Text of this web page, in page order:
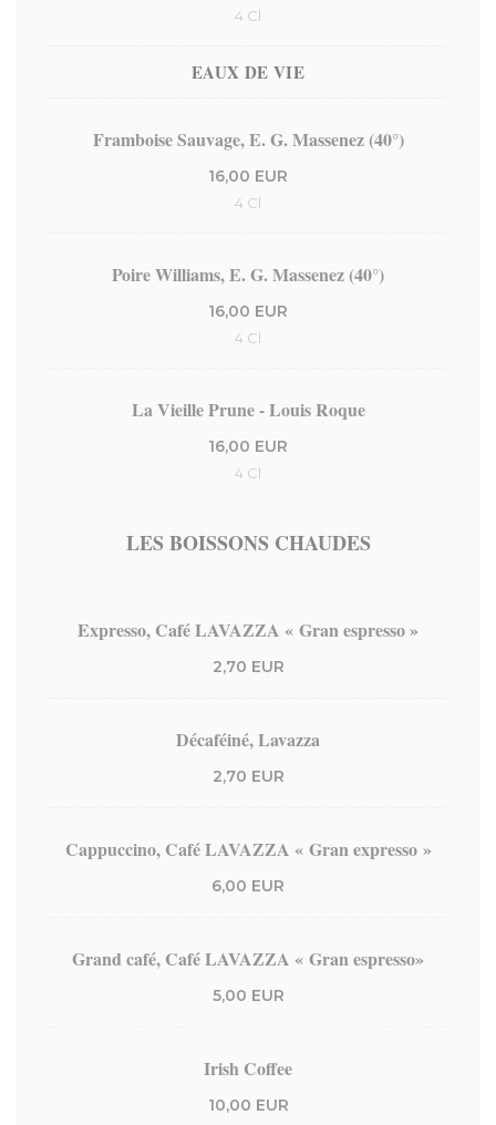
4 Cl
EAUX DE VIE
Framboise Sauvage, E. G. Massenez (40°)
16,00 EUR
4 Cl
Poire Williams, E. G. Massenez (40°)
16,00 EUR
4 Cl
La Vieille Prune - Louis Roque
16,00 EUR
4 Cl
LES BOISSONS CHAUDES
Expresso, Café LAVAZZA « Gran espresso »
2,70 EUR
Décaféiné, Lavazza
2,70 EUR
Cappuccino, Café LAVAZZA « Gran expresso »
6,00 EUR
Grand café, Café LAVAZZA « Gran espresso»
5,00 EUR
Irish Coffee
10,00 EUR